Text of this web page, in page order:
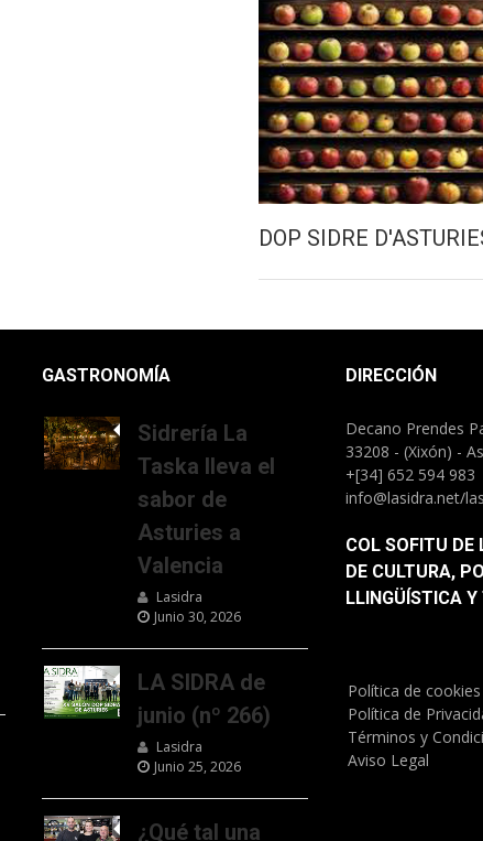
DOP SIDRE
GASTRONOMÍA
Sidrería La
Taska lleva el
sabor de
Asturies a
Valencia
Lasidra
Junio 30, 2026
LA SIDRA de
junio (nº 266)
Lasidra
Junio 25, 2026
¿Qué tal una
DIRECCIÓN
Decano Prendes
33208 - (Xixón) -
+[34] 652 594 983
info@lasidra.net/
COL SOFITU DE
DE CULTURA,
LLINGÜÍSTICA Y
Política de cookies
Política de
Términos y
Aviso Legal